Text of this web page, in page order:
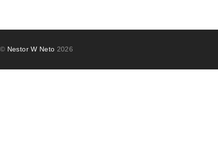
© Nestor W Neto 2026